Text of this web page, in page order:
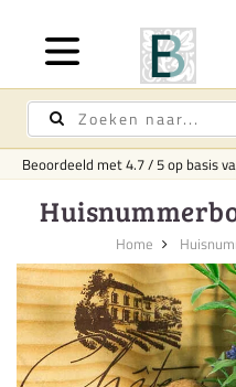
Beoordeeld met4.7/5op basis
Home